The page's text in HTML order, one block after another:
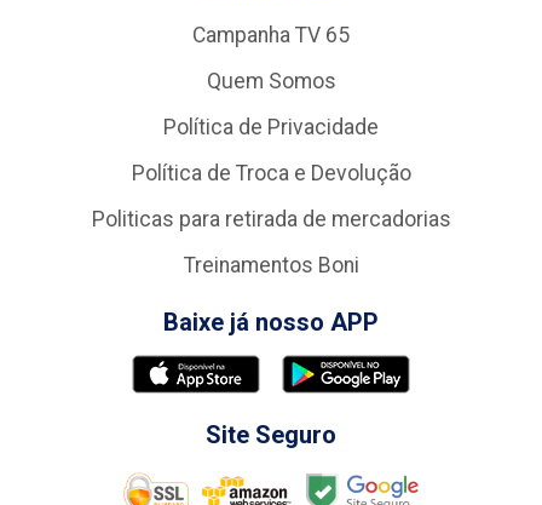
Campanha TV 65
Quem Somos
Política de Privacidade
Política de Troca e Devolução
Politicas para retirada de mercadorias
Treinamentos Boni
Baixe já nosso APP
Site Seguro